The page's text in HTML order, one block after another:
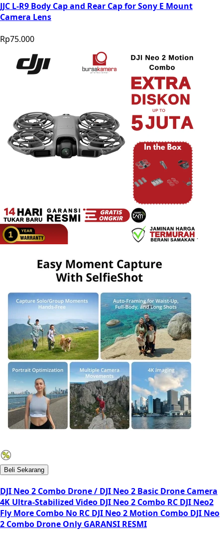
JJC L-R9 Body Cap and Rear Cap for Sony E Mount
Camera Lens
Rp75.000
Beli Sekarang
DJI Neo 2 Combo Drone / DJI Neo 2 Basic Drone Camera
4K Ultra-Stabilized Video DJI Neo 2 Combo RC DJI Neo2
Fly More Combo No RC DJI Neo 2 Motion Combo DJI Neo
2 Combo Drone Only GARANSI RESMI